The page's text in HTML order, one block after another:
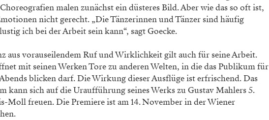
malen zunächst ein düsteres Bild. Aber wie das so oft ist,
nicht gerecht. „Die Tänzerinnen und Tänzer sind häufig
ich bei der Arbeit sein kann“, sagt Goecke.
aus vorauseilendem Ruf und Wirklichkeit gilt auch für seine Arbeit.
mit seinen Werken Tore zu anderen Welten, in die das Publikum für
blicken darf. Die Wirkung dieser Ausflüge ist erfrischend. Das
kann sich auf die Urauf­führung seines Werks zu Gustav Mahlers 5.
Moll freuen. Die Premiere ist am 14. November in der Wiener